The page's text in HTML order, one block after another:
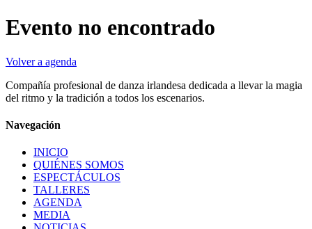
Evento no encontrado
Volver a agenda
Compañía profesional de danza irlandesa dedicada a llevar la magia
del ritmo y la tradición a todos los escenarios.
Navegación
INICIO
QUIÉNES SOMOS
ESPECTÁCULOS
TALLERES
AGENDA
MEDIA